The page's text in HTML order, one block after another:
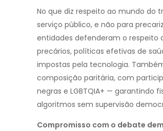
No que diz respeito ao mundo do
serviço público, e não para
entidades defenderam o respeito
precários, políticas efetivas de
impostas pela tecnologia.
composição paritária, com
negras e LGBTQIA+ — garantindo
algoritmos sem supervisão
Compromisso com o debate